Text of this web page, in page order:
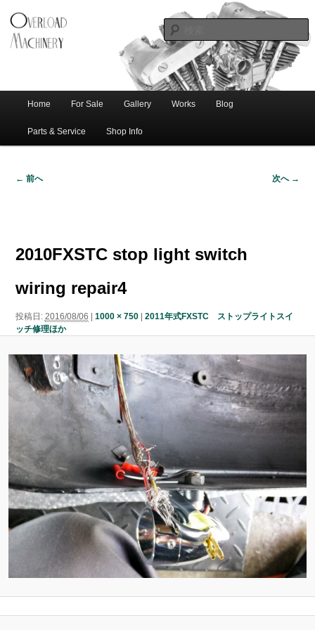
新潟のハー
レー中古車
バーロード
ショベル・アイアンスポーツ・エボビッグツイン＆スポーツスターなどを取
り扱う中古ハーレー専門店。整備・修理・カスタムまで一貫対応します。
ン
メ
イ
ン
ン
テ
ン
ツ
へ
動
サ
ブ
コ
テ
ン
ツ
へ
移
Home For Sale Gallery Works Blog
Parts & Service Shop Info
ゲ
シ
ョ
ン
← 前へ 次へ →
2010FXSTC stop light switch
wiring repair4
投稿日: 2016/08/06 1000 × 750| 2011年式FXSTC ストップライトスイ
ッチ修理ほか